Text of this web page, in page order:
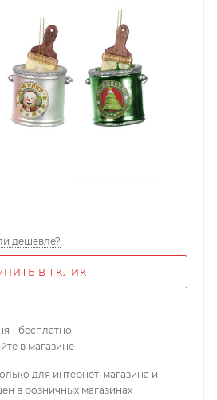
дешевле?
В 1 КЛИК
- бесплатно
в магазине
для интернет-магазина и
в розничных магазинах